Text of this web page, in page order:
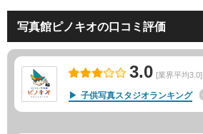
写真館ピノキオの口コミ評価
3.0 [業界平均3.0]
子供写真スタジオランキング